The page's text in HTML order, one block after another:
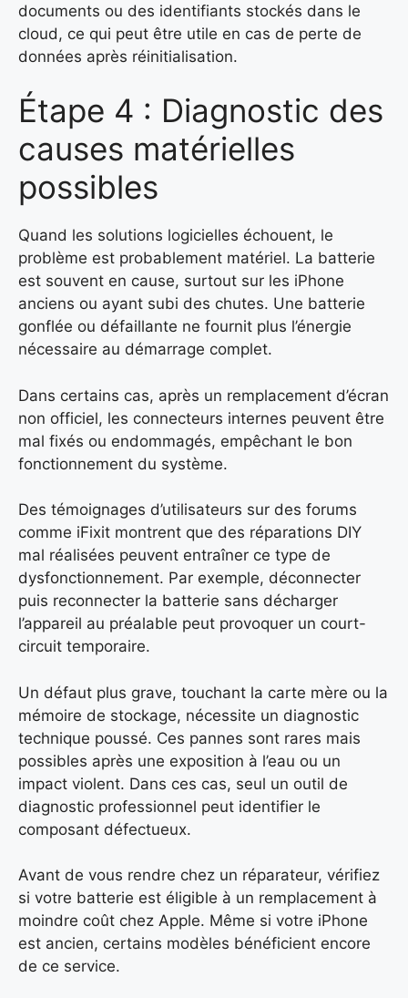
documents ou des identifiants stockés dans le
cloud, ce qui peut être utile en cas de perte de
données après réinitialisation.
Étape 4 : Diagnostic des
causes matérielles
possibles
Quand les solutions logicielles échouent, le
problème est probablement matériel. La batterie
est souvent en cause, surtout sur les iPhone
anciens ou ayant subi des chutes. Une batterie
gonflée ou défaillante ne fournit plus l’énergie
nécessaire au démarrage complet.
Dans certains cas, après un remplacement d’écran
non officiel, les connecteurs internes peuvent être
mal fixés ou endommagés, empêchant le bon
fonctionnement du système.
Des témoignages d’utilisateurs sur des forums
comme iFixit montrent que des réparations DIY
mal réalisées peuvent entraîner ce type de
dysfonctionnement. Par exemple, déconnecter
puis reconnecter la batterie sans décharger
l’appareil au préalable peut provoquer un court-
circuit temporaire.
Un défaut plus grave, touchant la carte mère ou la
mémoire de stockage, nécessite un diagnostic
technique poussé. Ces pannes sont rares mais
possibles après une exposition à l’eau ou un
impact violent. Dans ces cas, seul un outil de
diagnostic professionnel peut identifier le
composant défectueux.
Avant de vous rendre chez un réparateur, vérifiez
si votre batterie est éligible à un remplacement à
moindre coût chez Apple. Même si votre iPhone
est ancien, certains modèles bénéficient encore
de ce service.